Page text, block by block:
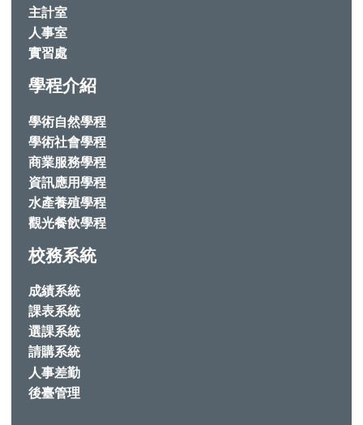
主計室
人事室
實習處
學程介紹
學術自然學程
學術社會學程
商業服務學程
資訊應用學程
水產養殖學程
觀光餐飲學程
校務系統
成績系統
課表系統
選課系統
請購系統
人事差勤
後臺管理